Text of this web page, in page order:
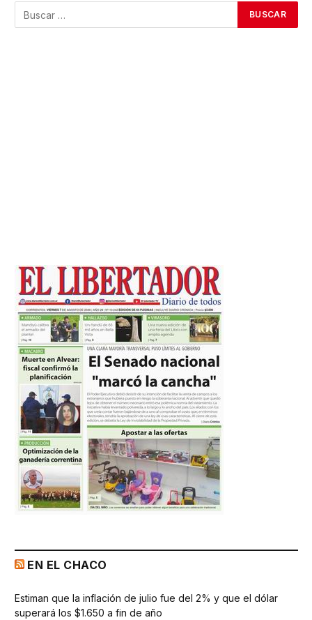
EN EL CHACO
Estiman que la inflación de julio fue del 2% y que el dólar
superará los $1.650 a fin de año